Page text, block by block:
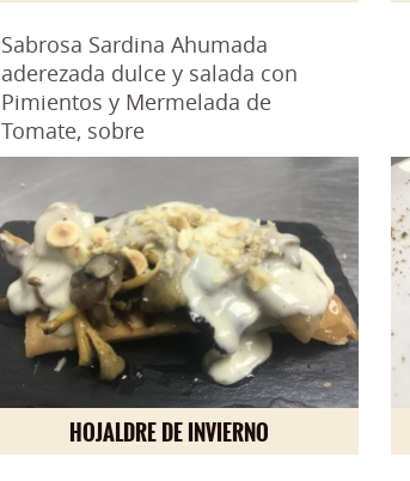
Sabrosa Sardina Ahumada
aderezada dulce y salada con
Pimientos y Mermelada de
Tomate, sobre
HOJALDRE DE INVIERNO